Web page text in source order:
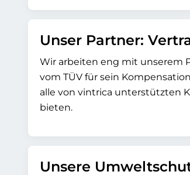
Unser Partner:
Wir arbeiten eng mit unserem
vom TÜV für sein
alle von vintrica unterstützten
bieten.
Unsere